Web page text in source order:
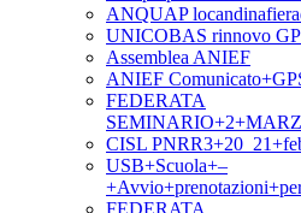
ANQUAP
UNICOBAS rinnovo
Assemblea ANIEF
ANIEF
FEDERATA
CISL
USB+Scuola+–